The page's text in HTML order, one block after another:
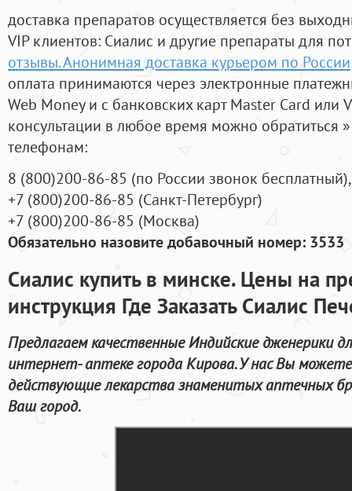
доставка препаратов осуществляется без
VIP клиентов: Сиалис и другие препараты для
отзывы. Анонимная доставка курьером по России
оплата принимаются через электронные
Web Money и с банковских карт Master Card или
консультации в любое время можно обратиться
телефонам:
8 (800)200-86-85 (по России звонок бесплатный),
+7 (800)200-86-85 (Санкт-Петербург)
+7 (800)200-86-85 (Москва)
Обязательно назовите добавочный номер: 3533
Сиалис купить в минске. Цены на
инструкция Где Заказать Сиалис
Предлагаем качественные Индийские дженерики
интернет- аптеке города Кирова. У нас Вы
действующие лекарства знаменитых аптечных
Ваш город.